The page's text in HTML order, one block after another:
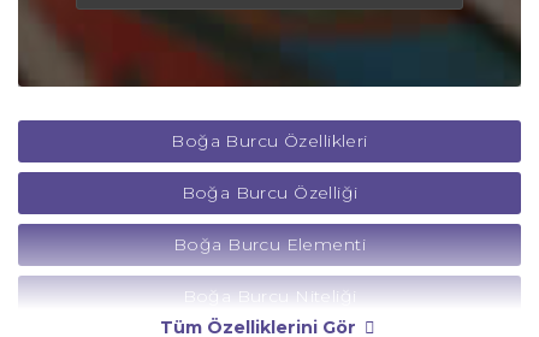
Boğa Burcu Özellikleri
Boğa Burcu Özelliği
Boğa Burcu Elementi
Boğa Burcu Niteliği
Tüm Özelliklerini Gör